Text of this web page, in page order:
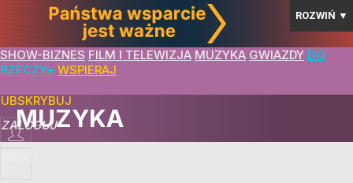
ROZWIŃ ▼
SHOW-BIZNES FILM I TELEWIZJA MUZYKA GWIAZDY DO
RZECZY+ WSPIERAJ
ZALOGUJ
MUZYKA